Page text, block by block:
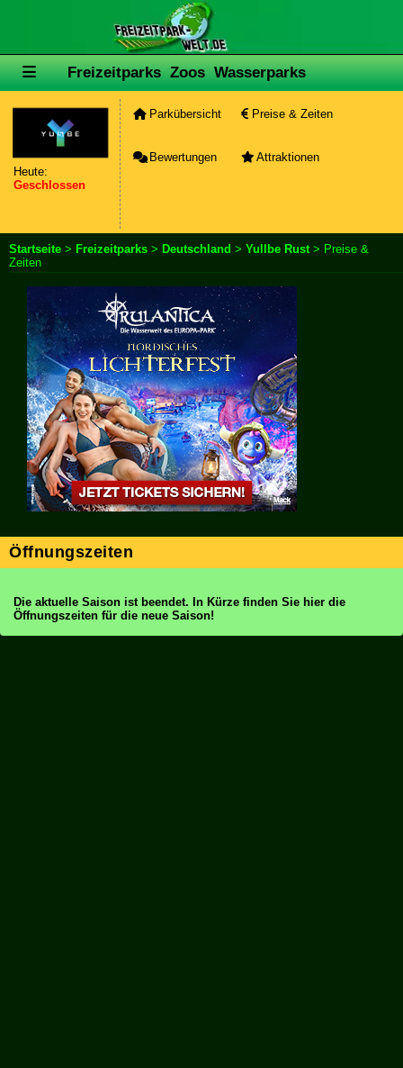
Freizeitparks Zoos Wasserparks
Heute:
Geschlossen
Parkübersicht Preise & Zeiten
Bewertungen Attraktionen
Startseite > Freizeitparks > Deutschland > Yullbe Rust> Preise &
Zeiten
Öffnungszeiten
Die aktuelle Saison ist beendet. In Kürze finden Sie hier die
Öffnungszeiten für die neue Saison!